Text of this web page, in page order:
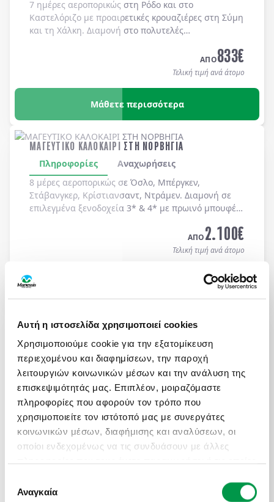
Αυτή η ιστοσελίδα χρησιμοποιεί cookies
Χρησιμοποιούμε cookie για την εξατομίκευση
περιεχομένου και διαφημίσεων, την παροχή
λειτουργιών κοινωνικών μέσων και την ανάλυση της
επισκεψιμότητάς μας. Επιπλέον, μοιραζόμαστε
πληροφορίες που αφορούν τον τρόπο που
χρησιμοποιείτε τον ιστότοπό μας με συνεργάτες
κοινωνικών μέσων, διαφήμισης και αναλύσεων, οι
οποίοι ενδεχομένως να τις συνδυάσουν με άλλες
χρήση των υπηρεσιών τους.
συγκατάθεσης
Αναγκαία
7 ημέρες αεροπορικώς στη Ρόδο και στο
Καστελόριζο με προαιρετικές κρουαζιέρες στη Σύμη
και τη Χάλκη. Διαμονή στο πολυτελές
(ημιδιατροφή).
ΑΠΟ833€
Τελική τιμή ανά άτομο
Μάθετε περισσότερα
ΜΑΓΕΥΤΙΚΟ ΚΑΛΟΚΑΙΡΙ ΣΤΗ ΝΟΡΒΗΓΙΑ
Πληροφορίες
Αναχωρήσεις
8 μέρες αεροπορικώς σε Όσλο, Μπέργκεν,
Στάβανγκερ, Κρίστιανσαντ, Ντράμεν. Διαμονή σε
επιλεγμένα ξενοδοχεία 3* & 4* με πρωινό μπουφέ
ΑΠΟ2.100€
Τελική τιμή ανά άτομο
ΑΤΟΜΙΚΟ ΤΑΞΙΔΙ ΜΕ ΣΑΦΑΡΙ ΣΤΗΝ ΚΕΝΥΑ &
Πληροφορίες
Αναχωρήσεις
13 ημέρες / 10 νύχτες αεροπορικώς σε Ναϊρόμπι -
Αμποσέλι - Ανατολικό Τσάβο - Μομπάσα - Wasini
Island. Αναχωρήσεις κάθε Τρίτη & Πέμπτη από
19/04 έως 10/12/2026 (επιστροφή). Οργανωμένα
Ατομικά Ταξίδια με ελάχιστη συμμετοχή 2 ατόμων.
ON REQUEST
3.450
Τελική τιμή ανά άτομο